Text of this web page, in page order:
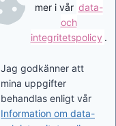
mer i vår data-
och
integritetspolicy .
Jag godkänner att
mina uppgifter
behandlas enligt vår
Information om data-